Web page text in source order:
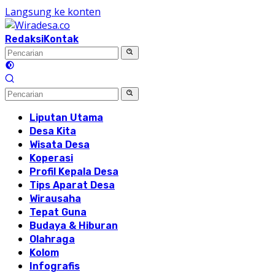
Langsung ke konten
RedaksiKontak
Liputan Utama
Desa Kita
Wisata Desa
Koperasi
Profil Kepala Desa
Tips Aparat Desa
Wirausaha
Tepat Guna
Budaya & Hiburan
Olahraga
Kolom
Infografis